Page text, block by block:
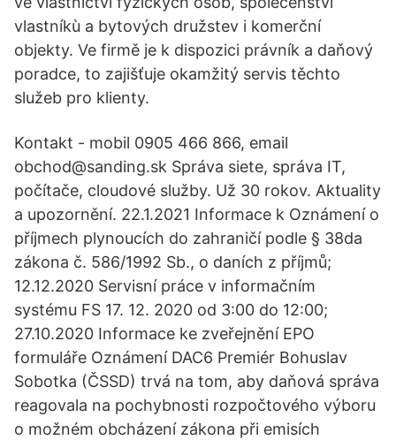
vlastníkù a bytových družstev i komerční
objekty. Ve firmě je k dispozici právník a daňový
poradce, to zajišťuje okamžitý servis těchto
služeb pro klienty.
Kontakt - mobil 0905 466 866, email
obchod@sanding.sk Správa siete, správa IT,
počítače, cloudové služby. Už 30 rokov. Aktuality
a upozornění. 22.1.2021 Informace k Oznámení o
příjmech plynoucích do zahraničí podle § 38da
zákona č. 586/1992 Sb., o daních z příjmů;
12.12.2020 Servisní práce v informačním
systému FS 17. 12. 2020 od 3:00 do 12:00;
27.10.2020 Informace ke zveřejnění EPO
formuláře Oznámení DAC6 Premiér Bohuslav
Sobotka (ČSSD) trvá na tom, aby daňová správa
reagovala na pochybnosti rozpočtového výboru
o možném obcházení zákona při emisích